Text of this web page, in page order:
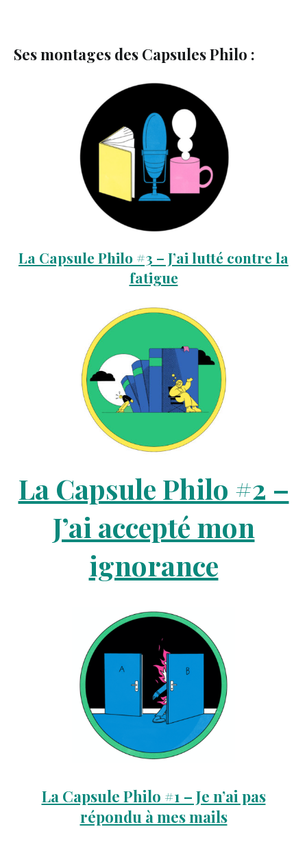
Ses montages des Capsules Philo :
La Capsule Philo #3 – J’ai lutté contre la
fatigue
La Capsule Philo #2 –
J’ai accepté mon
ignorance
La Capsule Philo #1 – Je n’ai pas
répondu à mes mails